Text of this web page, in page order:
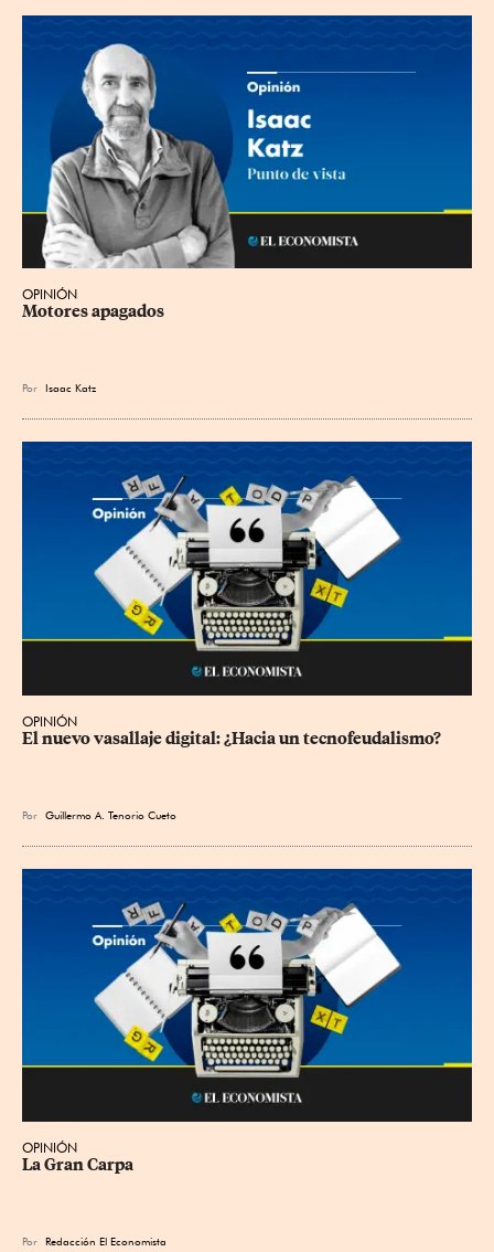
OPINIÓN
Motores apagados
Por Isaac Katz
OPINIÓN
El nuevo vasallaje digital: ¿Hacia un tecnofeudalismo?
Por Guillermo A. Tenorio Cueto
OPINIÓN
La Gran Carpa
Por Redacción El Economista